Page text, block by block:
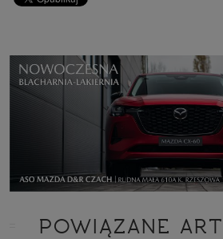
POWIĄZANE